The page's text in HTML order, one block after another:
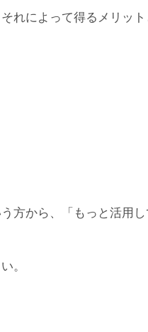
れによって得るメリッ
方から、「もっと活用
。